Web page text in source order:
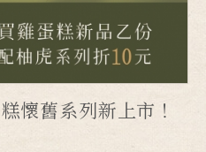
懷舊系列新上市！